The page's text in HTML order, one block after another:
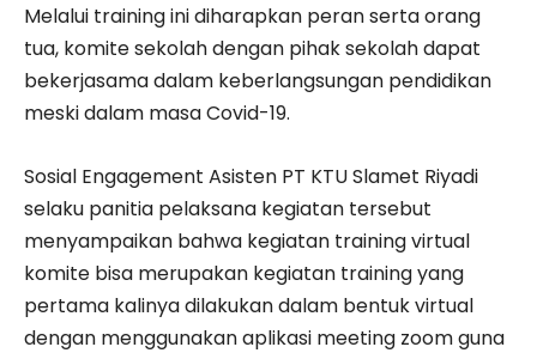
Melalui training ini diharapkan peran serta orang
tua, komite sekolah dengan pihak sekolah dapat
bekerjasama dalam keberlangsungan pendidikan
meski dalam masa Covid-19.
Sosial Engagement Asisten PT KTU Slamet Riyadi
selaku panitia pelaksana kegiatan tersebut
menyampaikan bahwa kegiatan training virtual
komite bisa merupakan kegiatan training yang
pertama kalinya dilakukan dalam bentuk virtual
dengan menggunakan aplikasi meeting zoom guna